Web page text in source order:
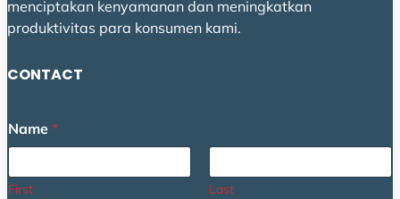
menciptakan kenyamanan dan meningkatkan
produktivitas para konsumen kami.
CONTACT
Name *
First Last